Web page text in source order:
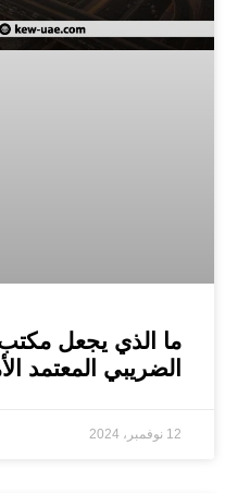
ما الذي يجعل مكتب
الضريبي المعتمد
12 نوفمبر، 2024